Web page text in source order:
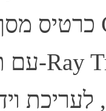
לעריכת